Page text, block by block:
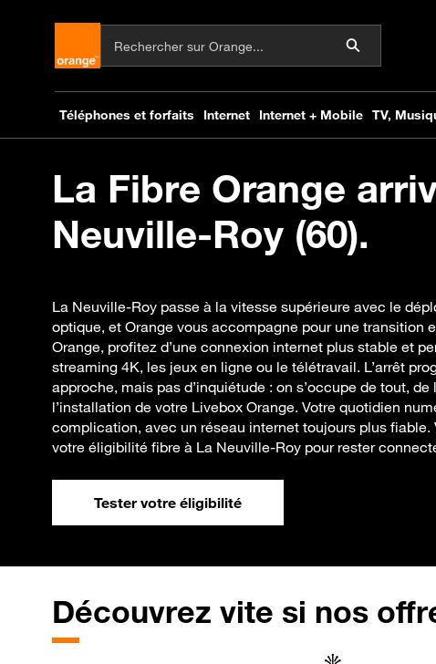
La Fibre Orange
Neuville-Roy (60).
La Neuville-Roy passe à la vitesse supérieure avec le
optique, et Orange vous accompagne pour une transition
Orange, profitez d’une connexion internet plus stable et
streaming 4K, les jeux en ligne ou le télétravail. L’arrêt
approche, mais pas d’inquiétude : on s’occupe de tout, de
l’installation de votre Livebox Orange. Votre quotidien
complication, avec un réseau internet toujours plus
votre éligibilité fibre à La Neuville-Roy pour rester
Tester votre éligibilité
Découvrez vite si nos